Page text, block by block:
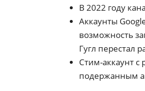
В 2022 году
Аккаунты
возможность
Гугл перестал
Стим-аккаунт
подержанным